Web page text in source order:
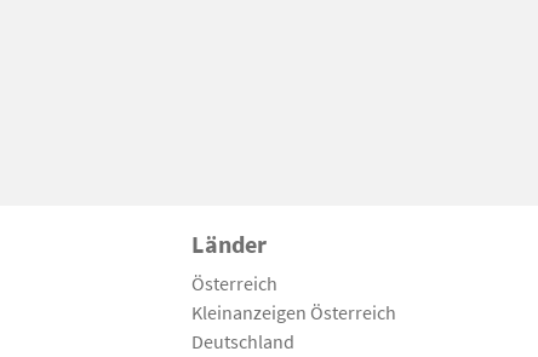
Länder
Österreich
Kleinanzeigen Österreich
Deutschland